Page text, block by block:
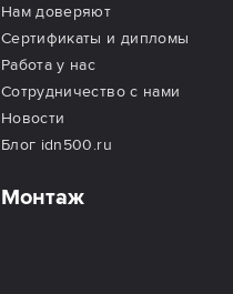
Нам доверяют
Сертификаты и дипломы
Работа у нас
Сотрудничество с нами
Новости
Блог idn500.ru
Монтаж